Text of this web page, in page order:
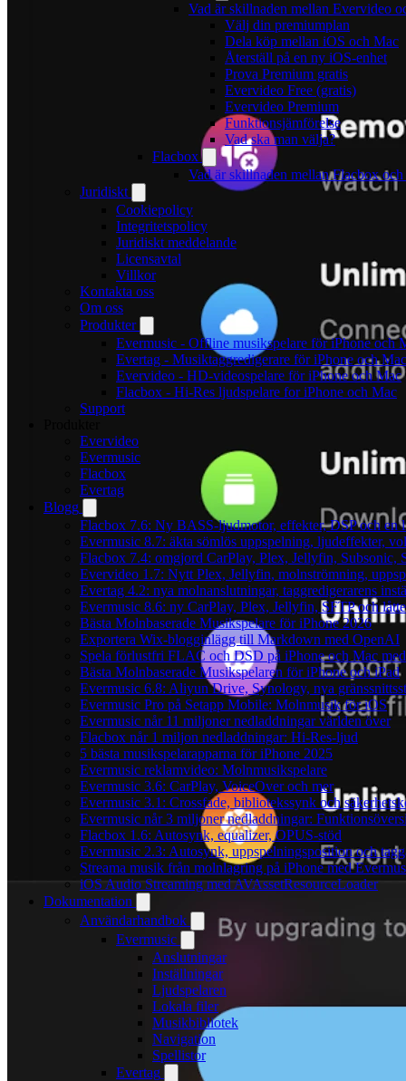
Vad är skillnaden mellan Evervideo
Välj din premiumplan
Dela köp mellan iOS och Mac
Återställ på en ny iOS-enhet
Prova Premium gratis
Evervideo Free (gratis)
Evervideo Premium
Funktionsjämförelse
Vad ska man välja?
Flacbox
Vad är skillnaden mellan Flacbox
Juridiskt
Cookiepolicy
Integritetspolicy
Juridiskt meddelande
Licensavtal
Villkor
Kontakta oss
Om oss
Produkter
Evermusic - Offline musikspelare för iPhone och
Evertag - Musiktaggredigerare för iPhone och Mac
Evervideo - HD-videospelare för iPhone och Mac
Flacbox - Hi-Res ljudspelare for iPhone och Mac
Support
Evervideo
Evermusic
Flacbox
Evertag
Blogg
Flacbox 7.6: Ny BASS-ljudmotor, effekter, DSP och en
Evermusic 8.7: äkta sömlös uppspelning, ljudeffekter,
Flacbox 7.4: omgjord CarPlay, Plex, Jellyfin, Subsonic,
Evervideo 1.7: Nytt Plex, Jellyfin, molnströmning,
Evertag 4.2: nya molnanslutningar, taggredigerarens
Evermusic 8.6: ny CarPlay, Plex, Jellyfin, SFTP och
Bästa Molnbaserade Musikspelare för iPhone 2026
Exportera Wix-blogginlägg till Markdown med OpenAI
Spela förlustfri FLAC och DSD på iPhone och Mac
Bästa Molnbaserade Musikspelaren för iPhone och iPad
Evermusic 6.8: Aliyun Drive, Synology, nya
Evermusic Pro på Setapp Mobile: Molnmusik för iOS
Evermusic når 11 miljoner nedladdningar världen över
Flacbox når 1 miljon nedladdningar: Hi-Res-ljud
5 bästa musikspelarapparna för iPhone 2025
Evermusic reklamvideo: Molnmusikspelare
Evermusic 3.6: CarPlay, VoiceOver och mer
Evermusic 3.1: Crossfade, bibliotekssynk och
Evermusic når 3 miljoner nedladdningar:
Flacbox 1.6: Autosynk, equalizer, OPUS-stöd
Evermusic 2.3: Autosynk, uppspelningsposition och
Streama musik från molnlagring på iPhone med
iOS Audio Streaming med AVAssetResourceLoader
Dokumentation
Användarhandbok
Evermusic
Anslutningar
Inställningar
Ljudspelaren
Lokala filer
Musikbibliotek
Navigation
Spellistor
Evertag